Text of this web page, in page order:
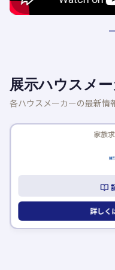
展示ハウスメ
各ハウスメーカーの最新情
家族
詳しく